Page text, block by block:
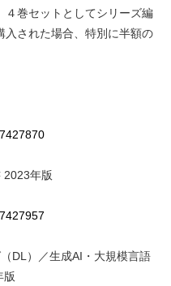
４巻セットとしてシリーズ編
入された場合、特別に半額の
年版
DL）／生成AI・大規模言語
版